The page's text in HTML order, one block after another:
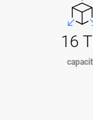
16